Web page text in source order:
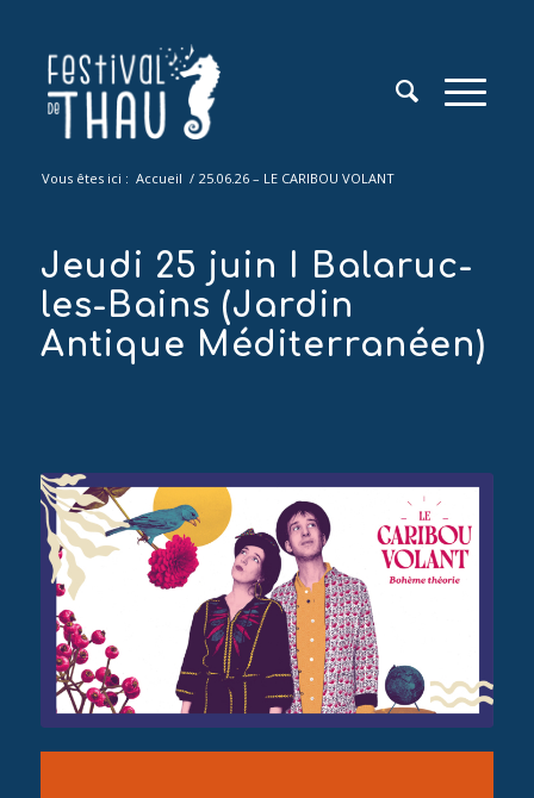
Vous êtes ici : Accueil / 25.06.26 – LE CARIBOU VOLANT
Jeudi 25 juin I Balaruc-
les-Bains (Jardin
Antique Méditerranéen)